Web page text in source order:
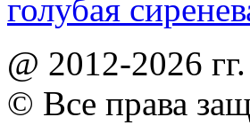
@ 2012-2026 гг.
© Все права